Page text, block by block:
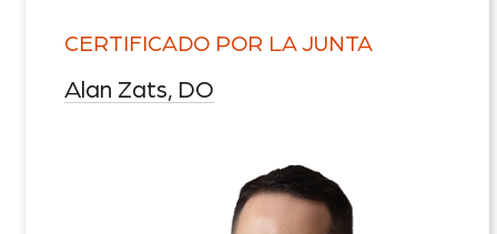
CERTIFICADO POR LA JUNTA
Alan Zats, DO